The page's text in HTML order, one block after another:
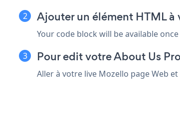
Ajouter un élément HTML à
Your code block will be available
Pour edit votre About Us
Aller à votre live Mozello page Web